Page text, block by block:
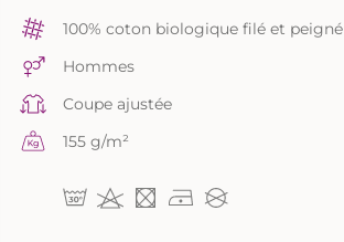
100% coton biologique filé et peigné
Hommes
Coupe ajustée
155 g/m²